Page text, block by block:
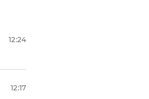
12:24
12:17